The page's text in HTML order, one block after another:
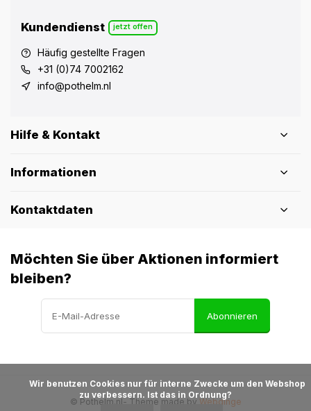
Kundendienst jetzt offen
Häufig gestellte Fragen
+31 (0)74 7002162
info@pothelm.nl
Hilfe & Kontakt
Informationen
Kontaktdaten
Möchten Sie über Aktionen informiert
bleiben?
Abonnieren
© Pothelm.nl- Theme made by Webdinge
zu verbessern. Ist das in Ordnung?